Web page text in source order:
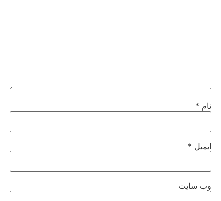
نام *
ایمیل *
وب‌ سایت